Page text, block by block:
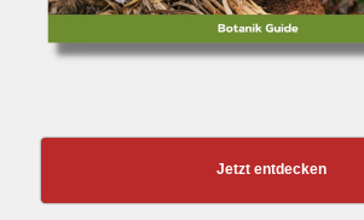
Jetzt entdecken